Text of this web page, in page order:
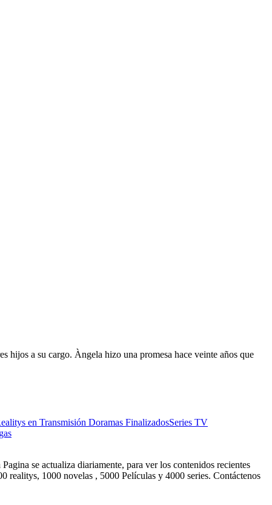
a su cargo. Àngela hizo una promesa hace veinte años que
en Transmisión Doramas FinalizadosSeries TV
se actualiza diariamente, para ver los contenidos recientes
realitys, 1000 novelas , 5000 Películas y 4000 series. Contáctenos